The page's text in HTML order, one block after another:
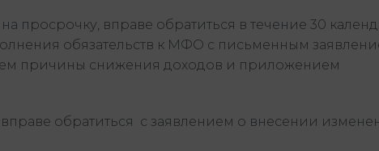
вправе обратиться в течение 30
обязательств к МФО с письменным
причины снижения доходов и приложением
обратиться с заявлением о внесении